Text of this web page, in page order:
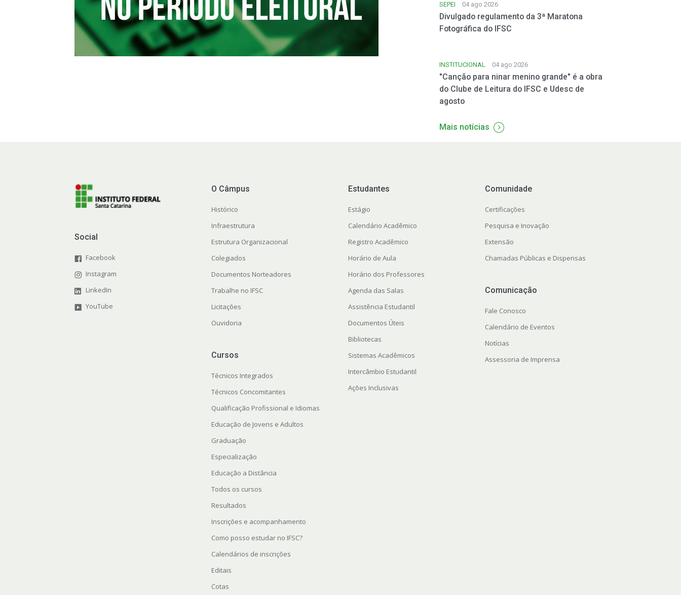
SEPEI 04 ago 2026
Divulgado regulamento da 3ª Maratona
Fotográfica do IFSC
INSTITUCIONAL 04 ago 2026
"Canção para ninar menino grande" é a obra
do Clube de Leitura do IFSC e Udesc de
agosto
Mais notícias
Social
Facebook
Instagram
LinkedIn
YouTube
O Câmpus
Histórico
Infraestrutura
Estrutura Organizacional
Colegiados
Documentos Norteadores
Trabalhe no IFSC
Licitações
Ouvidoria
Cursos
Técnicos Integrados
Técnicos Concomitantes
Qualificação Profissional e Idiomas
Educação de Jovens e Adultos
Graduação
Especialização
Educação a Distância
Todos os cursos
Resultados
Inscrições e acompanhamento
Como posso estudar no IFSC?
Calendários de inscrições
Editais
Cotas
Estudantes
Estágio
Calendário Acadêmico
Registro Acadêmico
Horário de Aula
Horário dos Professores
Agenda das Salas
Assistência Estudantil
Documentos Úteis
Bibliotecas
Sistemas Acadêmicos
Intercâmbio Estudantil
Ações Inclusivas
Comunidade
Certificações
Pesquisa e Inovação
Extensão
Chamadas Públicas e Dispensas
Comunicação
Fale Conosco
Calendário de Eventos
Notícias
Assessoria de Imprensa